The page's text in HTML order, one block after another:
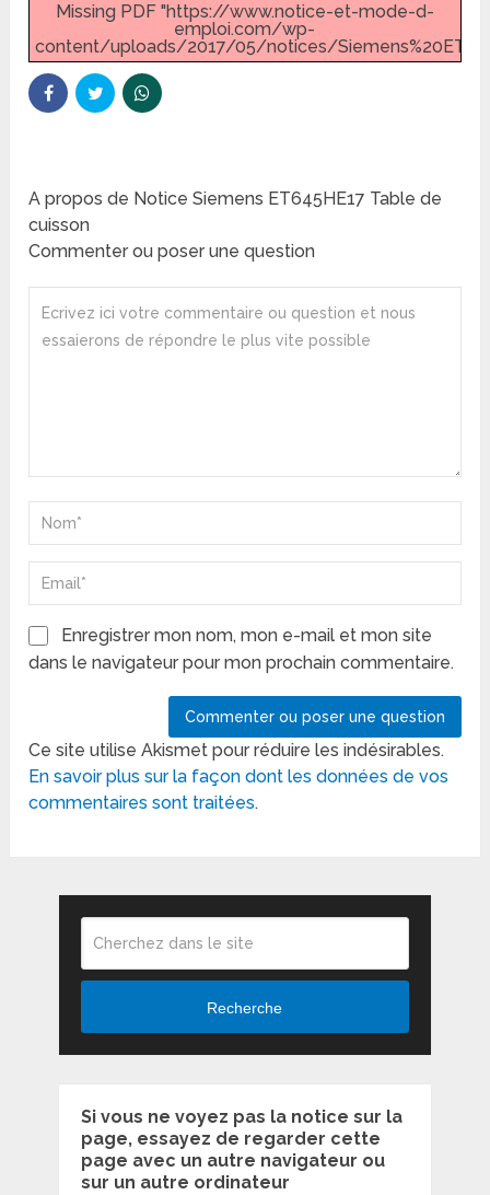
Missing PDF "https://www.notice-et-mode-d-
emploi.com/wp-
content/uploads/2017/05/notices/
A propos de Notice Siemens ET645HE17 Table de
cuisson
Commenter ou poser une question
Enregistrer mon nom, mon e-mail et mon site
dans le navigateur pour mon prochain commentaire.
Ce site utilise Akismet pour réduire les indésirables.
En savoir plus sur la façon dont les données de vos
commentaires sont traitées.
Recherche
Si vous ne voyez pas la notice sur la
page, essayez de regarder cette
page avec un autre navigateur ou
sur un autre ordinateur